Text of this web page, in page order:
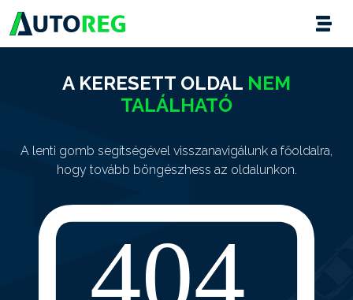
A KERESETT OLDAL NEM
TALÁLHATÓ
A lenti gomb segítségével visszanavigálunk a főoldalra,
hogy tovább böngészhess az oldalunkon.